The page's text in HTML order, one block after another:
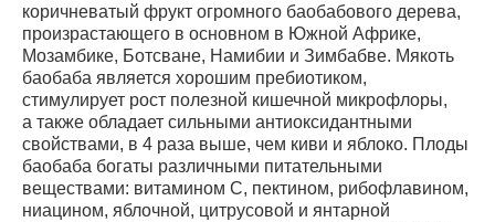
коричневатый фрукт огромного баобабового дерева,
произрастающего в основном в Южной Африке,
Мозамбике, Ботсване, Намибии и Зимбабве. Мякоть
баобаба является хорошим пребиотиком,
стимулирует рост полезной кишечной микрофлоры,
а также обладает сильными антиоксидантными
свойствами, в 4 раза выше, чем киви и яблоко. Плоды
баобаба богаты различными питательными
веществами: витамином С, пектином, рибофлавином,
ниацином, яблочной, цитрусовой и янтарной